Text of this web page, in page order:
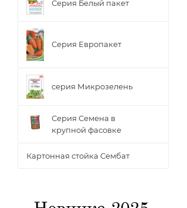
Серия Белый пакет
Серия Европакет
серия Микрозелень
Серия Семена в
крупной фасовке
Картонная стойка Сембат